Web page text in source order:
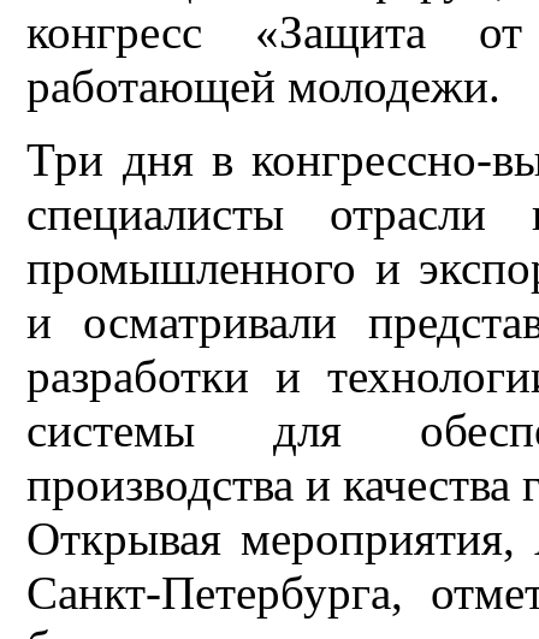
конгресс «Защита
работающей молодежи.
Три дня в конгрессно-
специалисты
промышленного и
и осматривали
разработки и
системы для
производства и качества
Открывая мероприятия,
Санкт-Петербурга,